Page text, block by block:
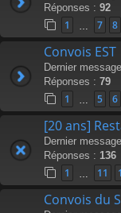
Réponses : 92
1 7 8
Convois EST
Dernier
Réponses : 79
1 5 6
[20 ans]
Dernier
Réponses : 136
1 11
Convois du